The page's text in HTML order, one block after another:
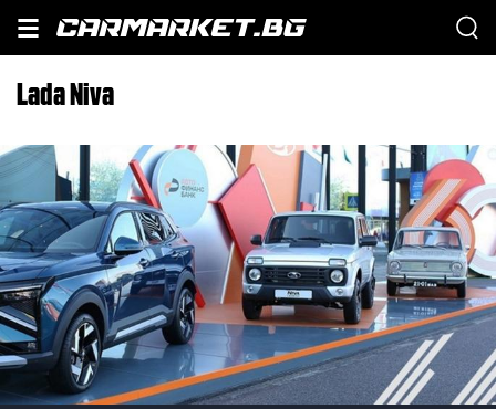
Lada Niva